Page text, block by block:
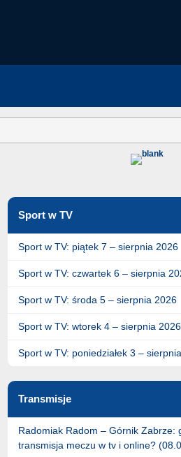
Sport w TV
Sport w TV: piątek 7 – sierpnia 2026
Sport w TV: czwartek 6 – sierpnia
Sport w TV: środa 5 – sierpnia 2026
Sport w TV: wtorek 4 – sierpnia 2026
Sport w TV: poniedziałek 3 –
Transmisje
Radomiak Radom – Górnik Zabrze:
transmisja meczu w tv i online?